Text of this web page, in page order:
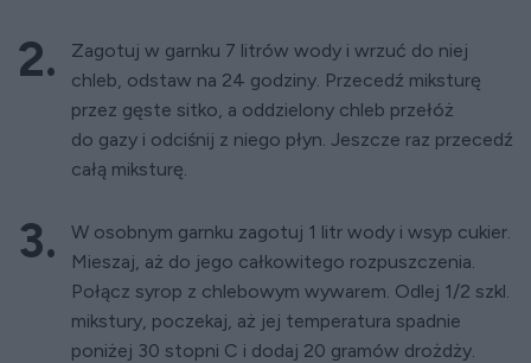
Zagotuj w garnku 7 litrów wody i wrzuć do niej
chleb, odstaw na 24 godziny. Przecedź miksturę
przez gęste sitko, a oddzielony chleb przełóż
do gazy i odciśnij z niego płyn. Jeszcze raz przecedź
całą miksturę.
W osobnym garnku zagotuj 1 litr wody i wsyp cukier.
Mieszaj, aż do jego całkowitego rozpuszczenia.
Połącz syrop z chlebowym wywarem. Odlej 1/2 szkl.
mikstury, poczekaj, aż jej temperatura spadnie
poniżej 30 stopni C i dodaj 20 gramów drożdży.